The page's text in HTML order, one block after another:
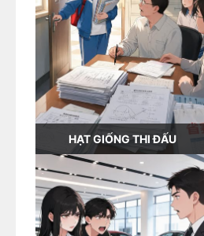
HẠT GIỐNG THI ĐẤU